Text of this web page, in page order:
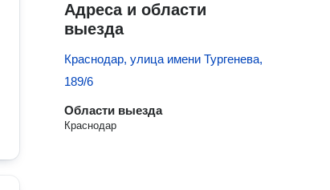
Адреса и области
выезда
Краснодар, улица имени Тургенева,
189/6
Области выезда
Краснодар